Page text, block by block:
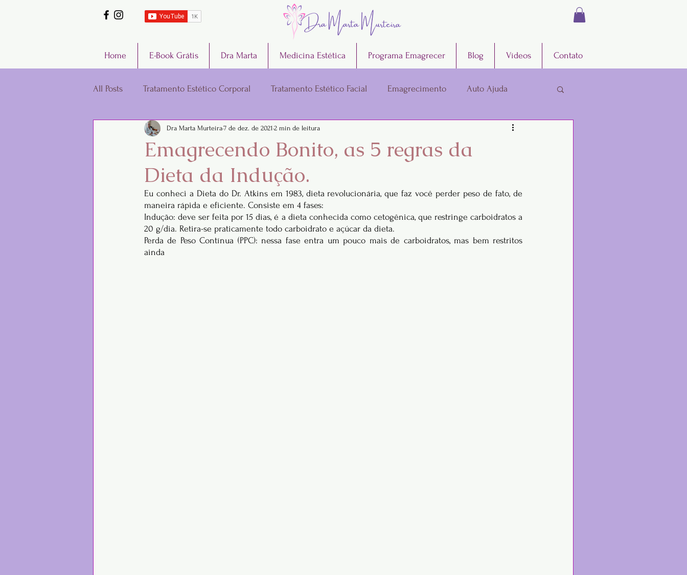
Home E-Book Grátis Dra Marta Medicina Estética Programa Emagrecer Blog Vídeos Contato
All Posts Tratamento Estético Corporal Tratamento Estético Facial Emagrecimento Auto Ajuda
Sexualidade
Emagrecendo Bonito, as 5 regras da
Dieta da Indução.
Dra Marta Murteira7 de dez. de 2021 2 min de leitura
Eu conheci a Dieta do Dr. Atkins em 1983, dieta revolucionária, que faz você perder peso de fato, de
maneira rápida e eficiente. Consiste em 4 fases:
Indução: deve ser feita por 15 dias, é a dieta conhecida como cetogênica, que restringe carboidratos a
20 g/dia. Retira-se praticamente todo carboidrato e açúcar da dieta.
Perda de Peso Contínua (PPC): nessa fase entra um pouco mais de carboidratos, mas bem restritos
ainda